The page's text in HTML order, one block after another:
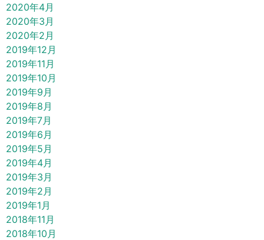
2020年4月
2020年3月
2020年2月
2019年12月
2019年11月
2019年10月
2019年9月
2019年8月
2019年7月
2019年6月
2019年5月
2019年4月
2019年3月
2019年2月
2019年1月
2018年11月
2018年10月